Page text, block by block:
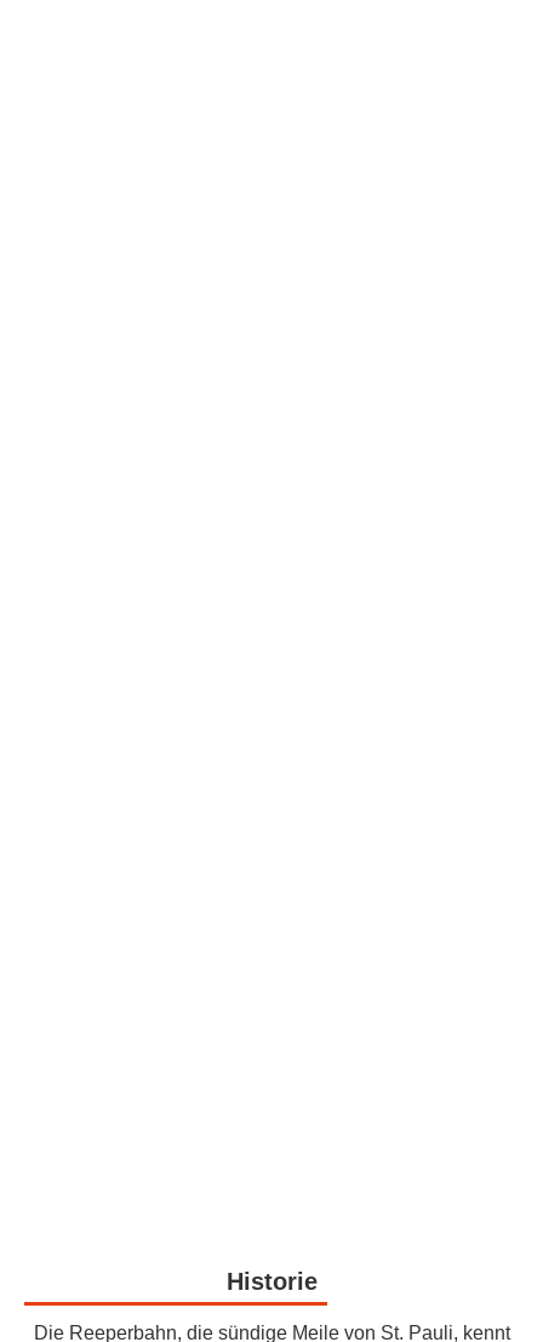
Historie
Die Reeperbahn, die sündige Meile von St. Pauli, kennt